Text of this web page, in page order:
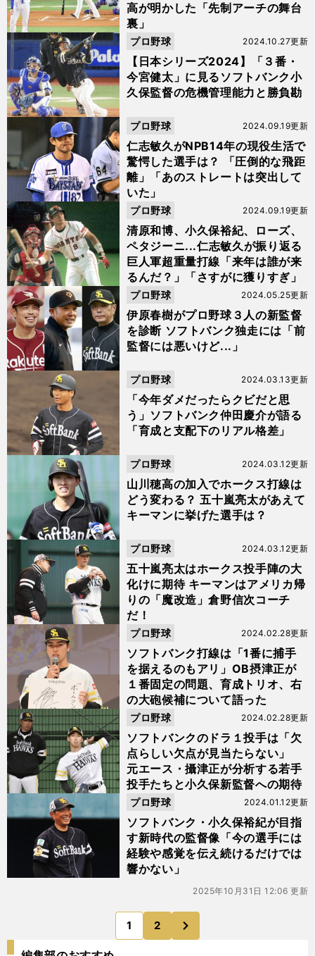
高が明かした「先制アーチの舞台
裏」
【日本シリーズ2024】「３番・
今宮健太」に見るソフトバンク小
久保監督の危機管理能力と勝負勘
2024.10.27更新
プロ野球
仁志敏久がNPB14年の現役生活で
驚愕した選手は？ 「圧倒的な飛距
離」「あのストレートは突出して
いた」
2024.09.19更新
プロ野球
清原和博、小久保裕紀、ローズ、
ペタジーニ...仁志敏久が振り返る
巨人軍超重量打線「来年は誰が来
るんだ？」「さすがに獲りすぎ」
2024.09.19更新
プロ野球
伊原春樹がプロ野球３人の新監督
を診断 ソフトバンク独走には「前
監督には悪いけど...」
2024.05.25更新
プロ野球
「今年ダメだったらクビだと思
う」ソフトバンク仲田慶介が語る
「育成と支配下のリアル格差」
2024.03.13更新
プロ野球
山川穂高の加入でホークス打線は
どう変わる？ 五十嵐亮太があえて
キーマンに挙げた選手は？
2024.03.12更新
プロ野球
五十嵐亮太はホークス投手陣の大
化けに期待 キーマンはアメリカ帰
りの「魔改造」倉野信次コーチ
だ！
2024.03.12更新
プロ野球
ソフトバンク打線は「1番に捕手
を据えるのもアリ」OB摂津正が
１番固定の問題、育成トリオ、右
の大砲候補について語った
2024.02.28更新
プロ野球
ソフトバンクのドラ１投手は「欠
点らしい欠点が見当たらない」
元エース・攝津正が分析する若手
投手たちと小久保新監督への期待
2024.02.28更新
プロ野球
ソフトバンク・小久保裕紀が目指
す新時代の監督像「今の選手には
経験や感覚を伝え続けるだけでは
響かない」
2024.01.12更新
プロ野球
2025年10月31日 12:06 更新
1 2